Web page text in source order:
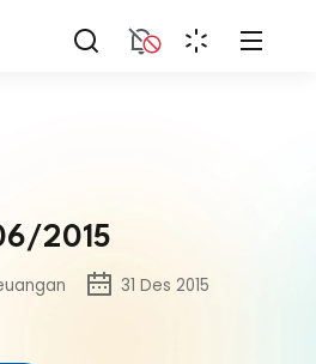
2015
31 Des 2015